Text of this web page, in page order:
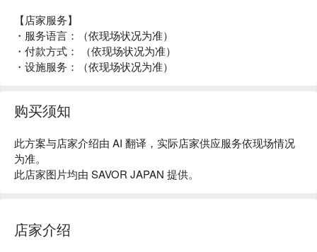
【店家服务】
・服务语言：（依现场状况为准）
・付款方式： （依现场状况为准）
・设施服务：（依现场状况为准）
购买须知
此方案与店家介绍由 AI 翻译，实际店家供应服务依现场情况
为准。
此店家图片均由 SAVOR JAPAN 提供。
店家介绍